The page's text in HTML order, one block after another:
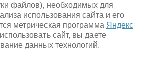
файлов), необходимых для
использования сайта и его
метрическая программа Яндекс
сайт, вы даете
данных технологий.